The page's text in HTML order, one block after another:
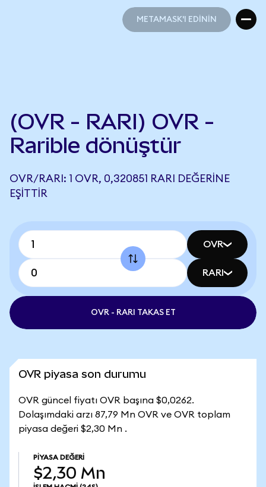
METAMASK'I EDİNİN
(OVR - RARI) OVR -
Rarible dönüştür
OVR/RARI: 1 OVR, 0,320851 RARI DEĞERINE
EŞITTIR
OVR
RARI
OVR - RARI TAKAS ET
OVR piyasa son durumu
OVR güncel fiyatı OVR başına $0,0262.
Dolaşımdaki arzı 87,79 Mn OVR ve OVR toplam
piyasa değeri $2,30 Mn .
PIYASA DEĞERI
$2,30 Mn